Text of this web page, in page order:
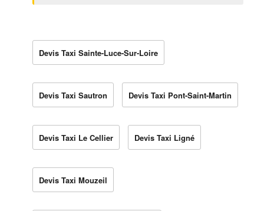
Devis Taxi Sainte-Luce-Sur-Loire
Devis Taxi Sautron Devis Taxi Pont-Saint-Martin
Devis Taxi Le Cellier Devis Taxi Ligné
Devis Taxi Mouzeil